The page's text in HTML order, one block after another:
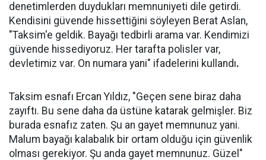
denetimlerden duydukları memnuniyeti dile getirdi.
Kendisini güvende hissettiğini söyleyen Berat Aslan,
"Taksim'e geldik. Bayağı tedbirli arama var. Kendimizi
güvende hissediyoruz. Her tarafta polisler var,
devletimiz var. On numara yani" ifadelerini kullandı.
Taksim esnafı Ercan Yıldız, "Geçen sene biraz daha
zayıftı. Bu sene daha da üstüne katarak gelmişler. Biz
burada esnafız zaten. Şu an gayet memnunuz yani.
Malum bayağı kalabalık bir ortam olduğu için güvenlik
olması gerekiyor. Şu anda gayet memnunuz. Güzel"